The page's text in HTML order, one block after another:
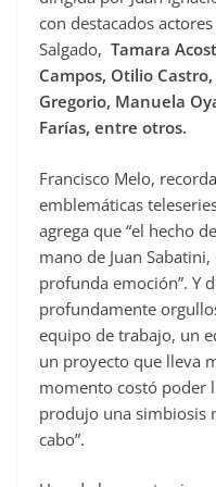
con destacados
Salgado, Tamara
Campos, Otilio
Gregorio, Manuela
Farías, entre otros.
Francisco Melo,
emblemáticas
agrega que “el hecho
mano de Juan
profunda emoción”. Y
profundamente
equipo de trabajo, un
un proyecto que lleva
momento costó poder
produjo una simbiosis
cabo”.